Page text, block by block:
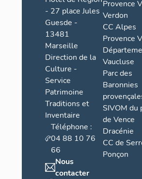
- 27 place Jules
Guesde -
13481
Marseille
Direction de la
Culture -
Service
Patrimoine
Traditions et
Inventaire
Téléphone :
04 88 10 76
66
Nous
contacter
Provence
Verdon
CC Alpes
Provence
Vaucluse
Parc des
Baronnies
SIVOM du
de Vence
Dracénie
CC de
Ponçon